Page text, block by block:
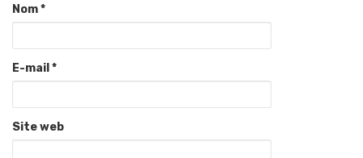
Nom*
E-mail *
Site web